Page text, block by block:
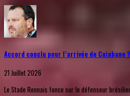
Accord conclu pour l’arrivée de Cuiabano ?
21 Juillet 2026
Le Stade Rennais fonce sur le défenseur